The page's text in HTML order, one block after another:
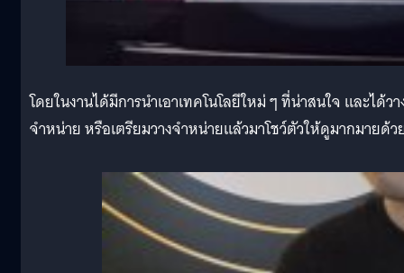
โดยในงานได้มีการนำเอาเทคโนโลยีใหม่ ๆ ที่น่าสนใจ และได้ว
จำหน่าย หรือเตรียมวางจำหน่ายแล้วมาโชว์ตัวให้ดูมากมายด้ว